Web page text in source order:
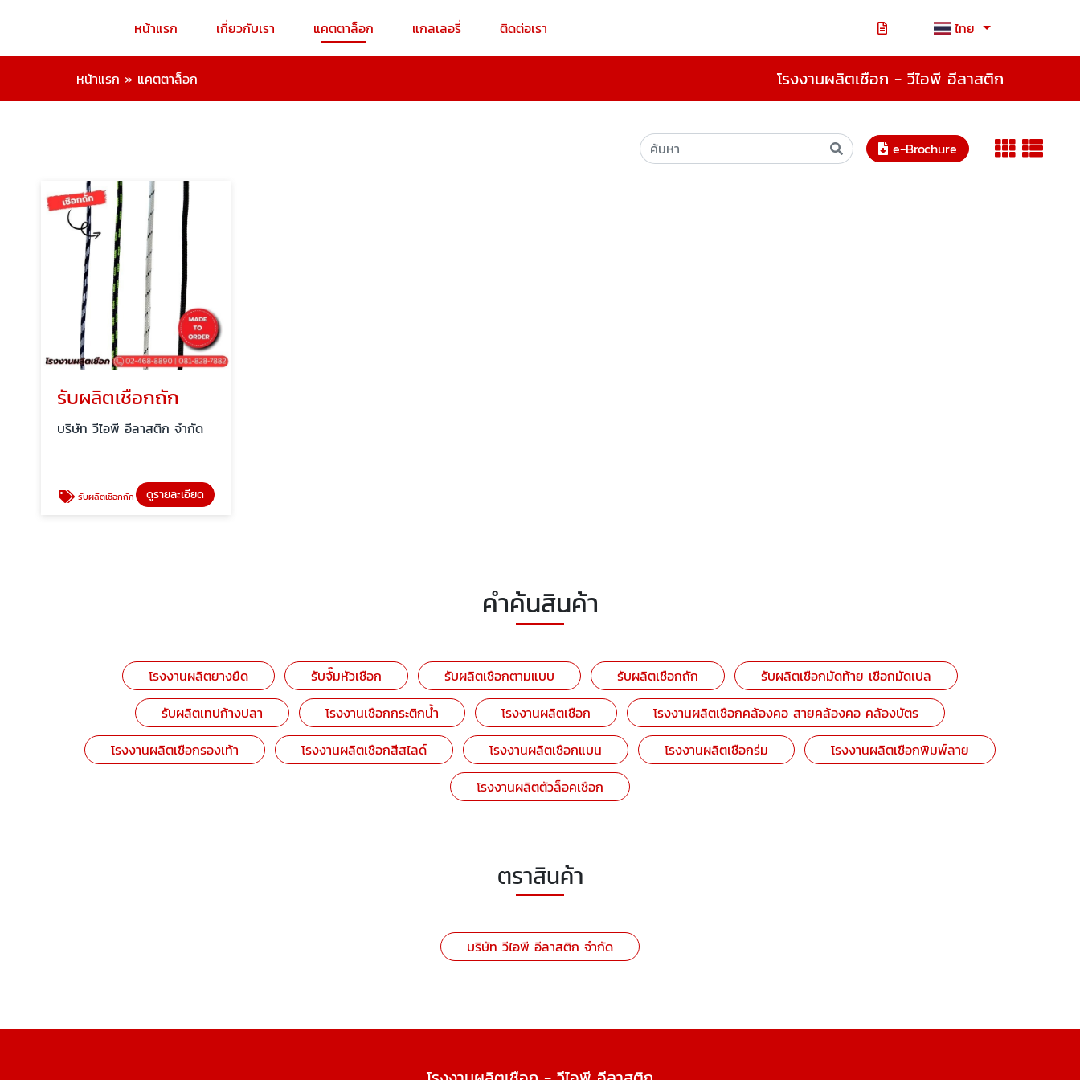
หน้าแรก เกี่ยวกับเรา แคตตาล็อก แกลเลอรี่ ติดต่อเรา ไทย
หน้าแรก » แคตตาล็อก โรงงานผลิตเชือก - วีไอพี อีลาสติก
e-Brochure
รับผลิตเชือกถัก
บริษัท วีไอพี อีลาสติก จำกัด
รับผลิตเชือกถัก ดูรายละเอียด
คำค้นสินค้า
โรงงานผลิตยางยืด รับจั๊มหัวเชือก รับผลิตเชือกตามแบบ รับผลิตเชือกถัก
รับผลิตเชือกมัดท้าย เชือกมัดเปล
รับผลิตเทปก้างปลา
โรงงานเชือกกระติกน้ำ โรงงานผลิตเชือก
โรงงานผลิตเชือกคล้องคอ สายคล้องคอ คล้องบัตร
โรงงานผลิตเชือกรองเท้า
โรงงานผลิตเชือกสีสไลด์ โรงงานผลิตเชือกแบน โรงงานผลิตเชือกร่ม
โรงงานผลิตเชือกพิมพ์ลาย
โรงงานผลิตตัวล็อคเชือก
ตราสินค้า
บริษัท วีไอพี อีลาสติก จำกัด